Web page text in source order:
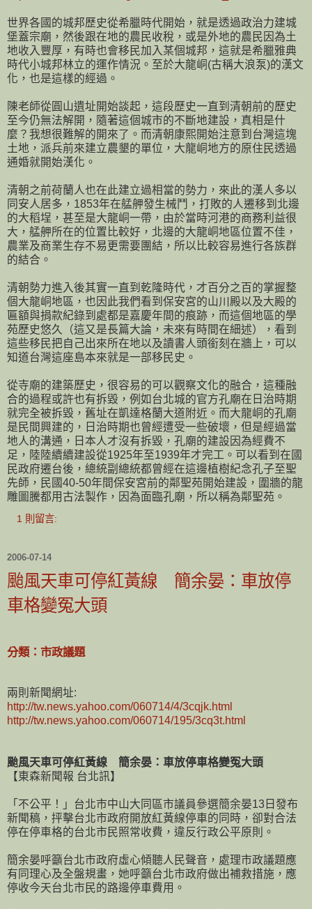
世界各國的城邦歷史從希臘時代開始，就是透過政治力建城
堡蓋宗廟，然後跟在地的農民收稅，或是外地的農民因為土
地收入豐厚，有時也會移民加入某個城邦，這就是希臘雅典
時代小城邦林立的運作情況。至於大龍峒(古稱大浪泵)的漢文
化，也是這樣的經過。
陳老師從圓山遺址開始談起，這段歷史一直到清朝前的歷史
至今仍無法解開，隨著這個城市的不斷地建設，真相是什
麼？我想很難解的開來了。而清朝康熙開始注意到台灣這塊
土地，派兵前來建立農墾的單位，大龍峒地方的原住民透過
通婚就開始漢化。
清朝之前荷蘭人也在此建立過相當的勢力，來此的漢人多以
同安人居多，1853年在艋舺發生械鬥，打敗的人遷移到北邊
的大稻埕，甚至是大龍峒一帶，由於當時河港的商務利益很
大，艋舺所在的位置比較好，北邊的大龍峒地區位置不佳，
農業及商業生存不易更需要團結，所以比較容易進行各族群
的結合。
清朝勢力進入後其實一直到乾隆時代，才百分之百的掌握整
個大龍峒地區，也因此我們看到保安宮的山川殿以及大殿的
匾額與捐款紀錄到處都是嘉慶年間的痕跡，而這個地區的學
苑歷史悠久（這又是長篇大論，未來有時間在細述），看到
這些移民把自己出來所在地以及讀書人頭銜刻在牆上，可以
知道台灣這座島本來就是一部移民史。
從寺廟的建築歷史，很容易的可以觀察文化的融合，這種融
合的過程或許也有拆毀，例如台北城的官方孔廟在日治時期
就完全被拆毀，舊址在凱達格蘭大道附近。而大龍峒的孔廟
是民間興建的，日治時期也曾經遭受一些破壞，但是經過當
地人的溝通，日本人才沒有拆毀，孔廟的建設因為經費不
足，陸陸續續建設從1925年至1939年才完工。可以看到在國
民政府遷台後，總統副總統都曾經在這邊植樹紀念孔子至聖
先師，民國40-50年間保安宮前的鄰聖苑開始建設，圍牆的龍
雕圖騰都用古法製作，因為面臨孔廟，所以稱為鄰聖苑。
1 則留言:
2006-07-14
颱風天車可停紅黃線 簡余晏：車放停
車格變冤大頭
分類：市政議題
兩則新聞網址:
http://tw.news.yahoo.com/060714/4/3cqjk.html
http://tw.news.yahoo.com/060714/195/3cq3t.html
颱風天車可停紅黃線 簡余晏：車放停車格變冤大頭
【東森新聞報 台北訊】
「不公平！」台北市中山大同區市議員參選簡余晏13日發布
新聞稿，抨擊台北市政府開放紅黃線停車的同時，卻對合法
停在停車格的台北市民照常收費，違反行政公平原則。
簡余晏呼籲台北市政府虛心傾聽人民聲音，處理市政議題應
有同理心及全盤規畫，她呼籲台北市政府做出補救措施，應
停收今天台北市民的路邊停車費用。